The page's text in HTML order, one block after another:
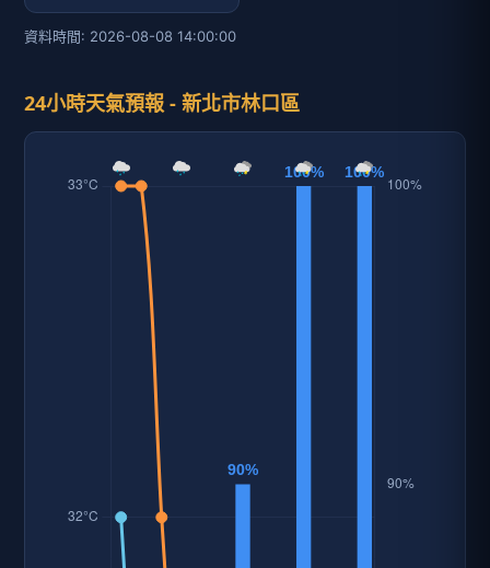
資料時間: 2026-08-08 14:00:00
24小時天氣預報 - 新北市林口區